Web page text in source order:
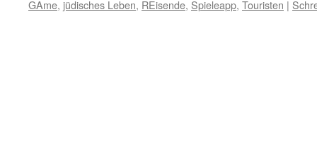
GAme, jüdisches Leben, REisende, Spieleapp, Touristen |